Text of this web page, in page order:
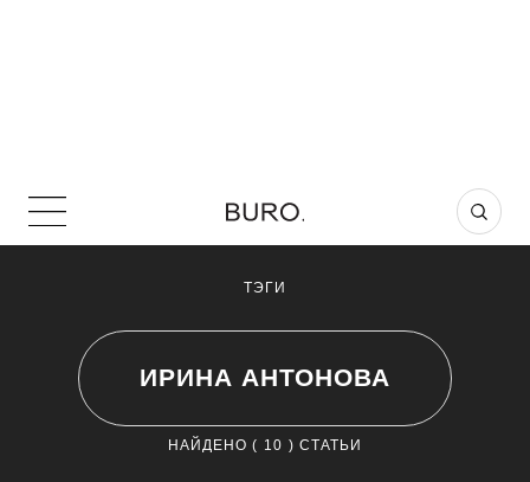
ТЭГИ
ИРИНА АНТОНОВА
НАЙДЕНО ( 10 ) СТАТЬИ